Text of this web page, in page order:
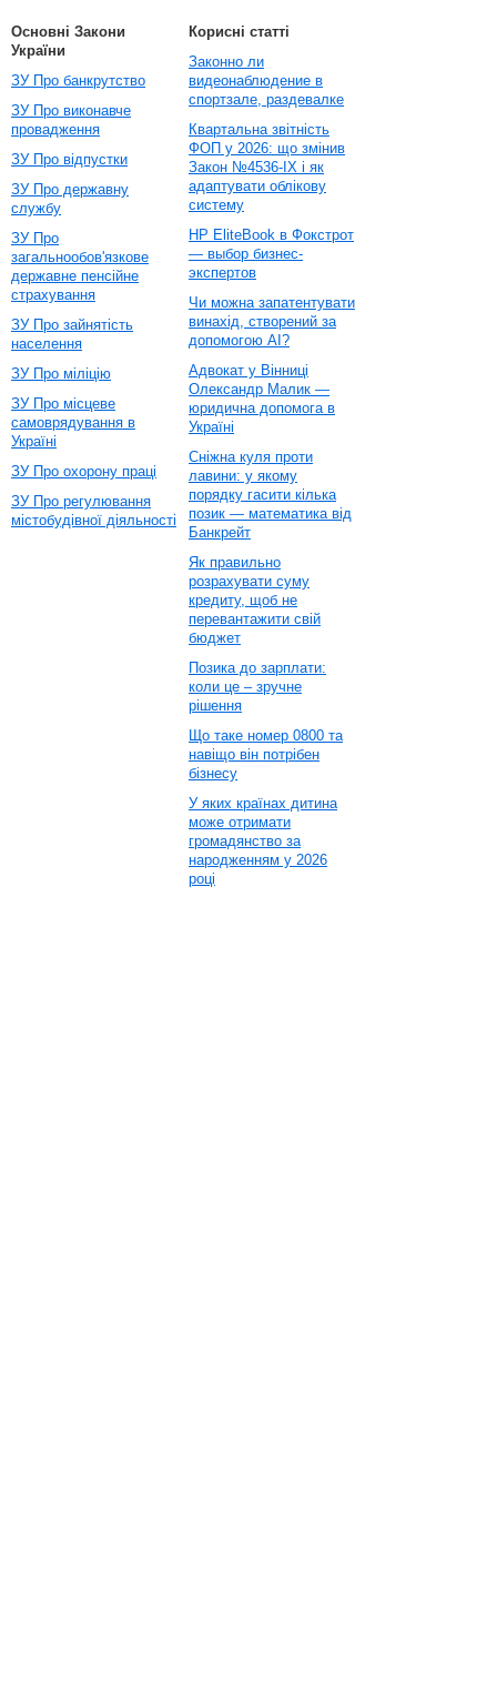
Основні Закони
України
ЗУ Про банкрутство
ЗУ Про виконавче
провадження
ЗУ Про відпустки
ЗУ Про державну
службу
ЗУ Про
загальнообов'язкове
державне пенсійне
страхування
ЗУ Про зайнятість
населення
ЗУ Про міліцію
ЗУ Про місцеве
самоврядування в
Україні
ЗУ Про охорону праці
ЗУ Про регулювання
містобудівної діяльності
Корисні статті
Законно ли
видеонаблюдение в
спортзале, раздевалке
Квартальна звітність
ФОП у 2026: що змінив
Закон №4536-IX і як
адаптувати облікову
систему
HP EliteBook в Фокстрот
— выбор бизнес-
экспертов
Чи можна запатентувати
винахід, створений за
допомогою AI?
Адвокат у Вінниці
Олександр Малик —
юридична допомога в
Україні
Сніжна куля проти
лавини: у якому
порядку гасити кілька
позик — математика від
Банкрейт
Як правильно
розрахувати суму
кредиту, щоб не
перевантажити свій
бюджет
Позика до зарплати:
коли це – зручне
рішення
Що таке номер 0800 та
навіщо він потрібен
бізнесу
У яких країнах дитина
може отримати
громадянство за
народженням у 2026
році